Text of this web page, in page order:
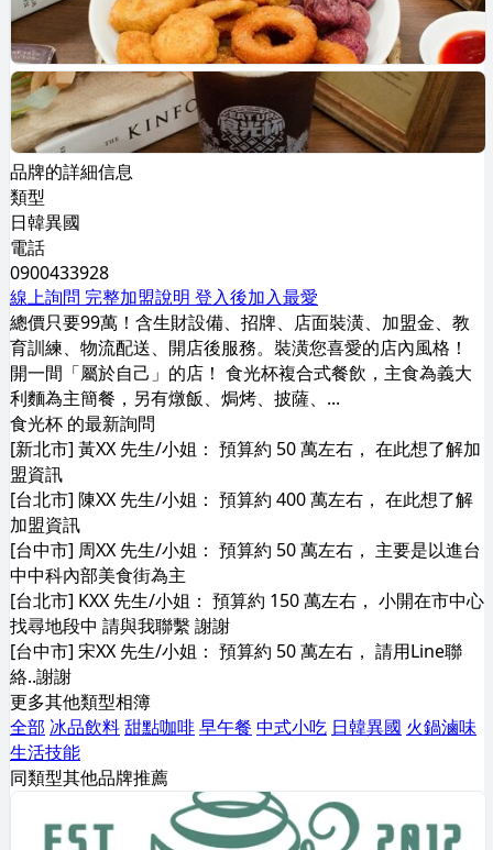
品牌的詳細信息
類型
日韓異國
電話
0900433928
線上詢問 完整加盟說明 登入後加入最愛
總價只要99萬！含生財設備、招牌、店面裝潢、加盟金、教
育訓練、物流配送、開店後服務。裝潢您喜愛的店內風格！
開一間「屬於自己」的店！ 食光杯複合式餐飲，主食為義大
利麵為主簡餐，另有燉飯、焗烤、披薩、...
食光杯 的最新詢問
[新北市] 黃XX 先生/小姐： 預算約 50 萬左右， 在此想了解加
盟資訊
[台北市] 陳XX 先生/小姐： 預算約 400 萬左右， 在此想了解
加盟資訊
[台中市] 周XX 先生/小姐： 預算約 50 萬左右， 主要是以進台
中中科內部美食街為主
[台北市] KXX 先生/小姐： 預算約 150 萬左右， 小開在市中心
找尋地段中 請與我聯繫 謝謝
[台中市] 宋XX 先生/小姐： 預算約 50 萬左右， 請用Line聯
絡..謝謝
更多其他類型相簿
全部 冰品飲料甜點咖啡早午餐 中式小吃 日韓異國 火鍋滷味
生活技能
同類型其他品牌推薦